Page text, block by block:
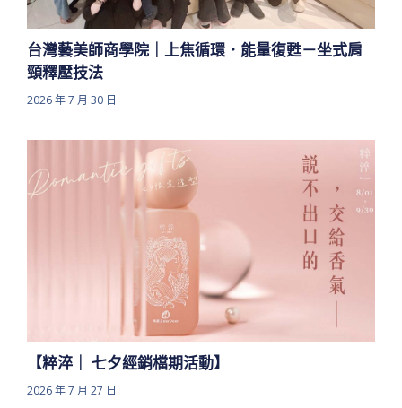
台灣藝美師商學院｜上焦循環．能量復甦－坐式肩
頸釋壓技法
2026 年 7 月 30 日
【粹淬｜ 七夕經銷檔期活動】
2026 年 7 月 27 日